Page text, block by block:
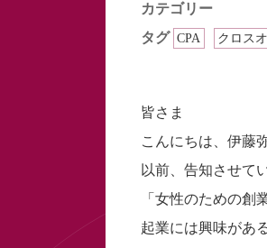
カテゴリー
タグ CPA クロス
皆さま
こんにちは、伊藤
以前、告知させて
「女性のための創
起業には興味があ